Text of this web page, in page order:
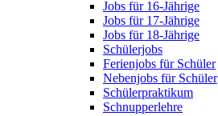
Jobs für 16-Jährige
Jobs für 17-Jährige
Jobs für 18-Jährige
Schülerjobs
Ferienjobs für Schüler
Nebenjobs für Schüler
Schülerpraktikum
Schnupperlehre